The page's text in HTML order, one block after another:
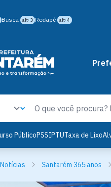
Busca alt+3 Rodapé alt+4
PúblicoPSSIPTUTaxa de Lixo
Notícias Santarém 365 anos